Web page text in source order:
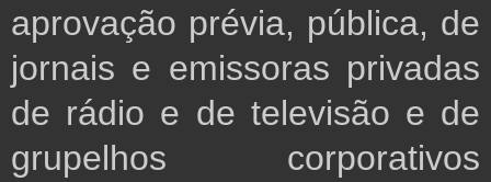
aprovação prévia, pública, de
jornais e emissoras privadas
de rádio e de televisão e de
grupelhos corporativos